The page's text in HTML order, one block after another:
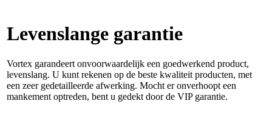
Levenslange garantie
Vortex garandeert onvoorwaardelijk een goedwerkend product,
levenslang. U kunt rekenen op de beste kwaliteit producten, met
een zeer gedetailleerde afwerking. Mocht er onverhoopt een
mankement optreden, bent u gedekt door de VIP garantie.